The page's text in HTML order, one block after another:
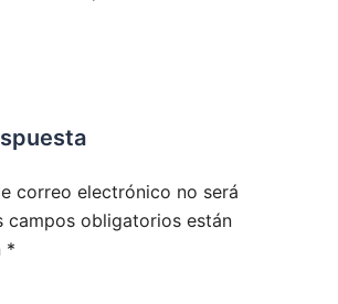
correo electrónico no será
campos obligatorios están
*